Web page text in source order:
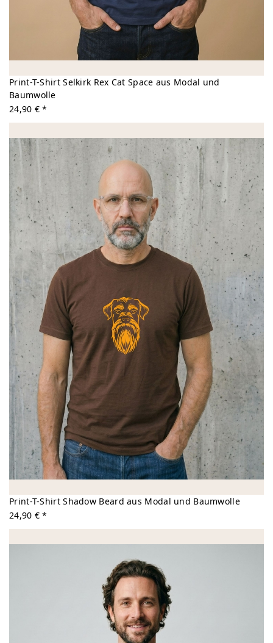
Print-T-Shirt Selkirk Rex Cat Space aus Modal und
Baumwolle
24,90 € *
Print-T-Shirt Shadow Beard aus Modal und Baumwolle
24,90 € *